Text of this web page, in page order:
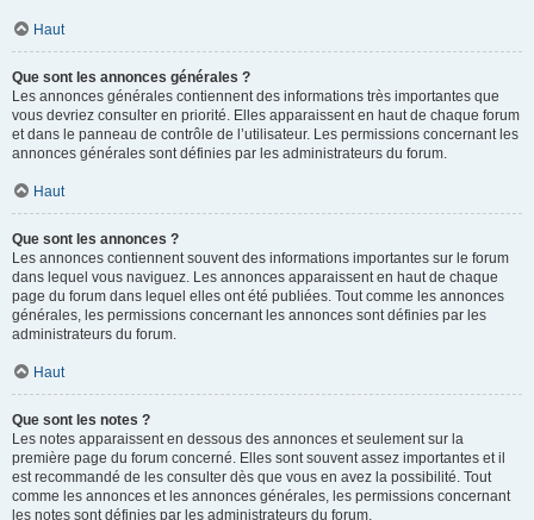
Haut
Que sont les annonces générales ?
Les annonces générales contiennent des informations très importantes que
vous devriez consulter en priorité. Elles apparaissent en haut de chaque forum
et dans le panneau de contrôle de l’utilisateur. Les permissions concernant les
annonces générales sont définies par les administrateurs du forum.
Haut
Que sont les annonces ?
Les annonces contiennent souvent des informations importantes sur le forum
dans lequel vous naviguez. Les annonces apparaissent en haut de chaque
page du forum dans lequel elles ont été publiées. Tout comme les annonces
générales, les permissions concernant les annonces sont définies par les
administrateurs du forum.
Haut
Que sont les notes ?
Les notes apparaissent en dessous des annonces et seulement sur la
première page du forum concerné. Elles sont souvent assez importantes et il
est recommandé de les consulter dès que vous en avez la possibilité. Tout
comme les annonces et les annonces générales, les permissions concernant
les notes sont définies par les administrateurs du forum.